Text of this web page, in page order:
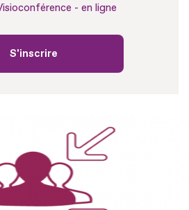
- en ligne
S'inscrire